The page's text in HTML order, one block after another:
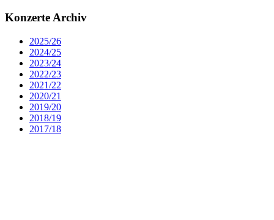
Konzerte Archiv
2025/26
2024/25
2023/24
2022/23
2021/22
2020/21
2019/20
2018/19
2017/18